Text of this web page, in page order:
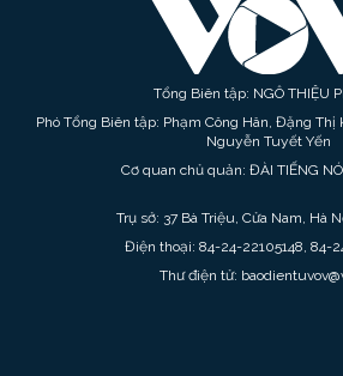
Tổng Biên tập: NGÔ THIỆU
Phó Tổng Biên tập: Phạm Công Hân, Đặng Thị
Nguyễn Tuyết Yến
Cơ quan chủ quản: ĐÀI TIẾNG
Trụ sở: 37 Bà Triệu, Cửa Nam, Hà
Điện thoại: 84-24-22105148, 84-
Thư điện tử: